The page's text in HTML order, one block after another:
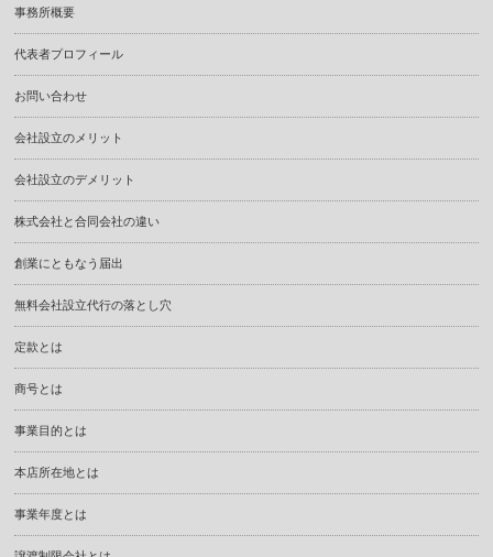
事務所概要
代表者プロフィール
お問い合わせ
会社設立のメリット
会社設立のデメリット
株式会社と合同会社の違い
創業にともなう届出
無料会社設立代行の落とし穴
定款とは
商号とは
事業目的とは
本店所在地とは
事業年度とは